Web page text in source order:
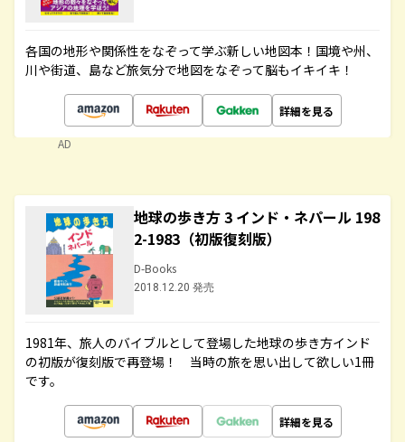
各国の地形や関係性をなぞって学ぶ新しい地図本！国境や州、
川や街道、島など旅気分で地図をなぞって脳もイキイキ！
詳細を見る
AD
地球の歩き方 3 インド・ネパール 198
2-1983（初版復刻版）
D-Books
2018.12.20 発売
1981年、旅人のバイブルとして登場した地球の歩き方インド
の初版が復刻版で再登場！ 当時の旅を思い出して欲しい1冊
です。
詳細を見る